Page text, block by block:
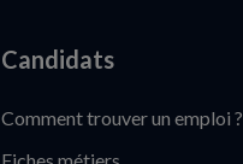
Candidats
Comment trouver un emploi ?